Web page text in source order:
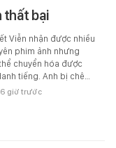
thất bại
Viễn nhận được nhiều
phim ảnh nhưng
chuyển hóa được
tiếng. Anh bị chê…
6 giờ trước